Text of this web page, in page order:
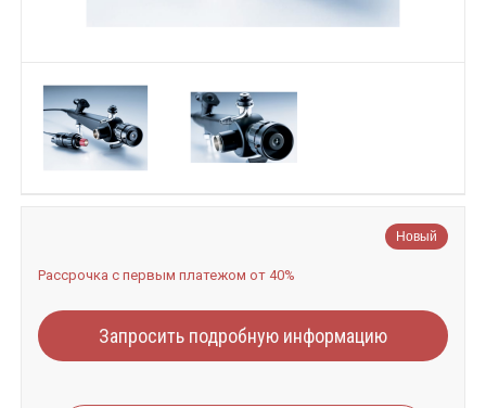
Новый
Рассрочка с первым платежом от 40%
Запросить подробную информацию